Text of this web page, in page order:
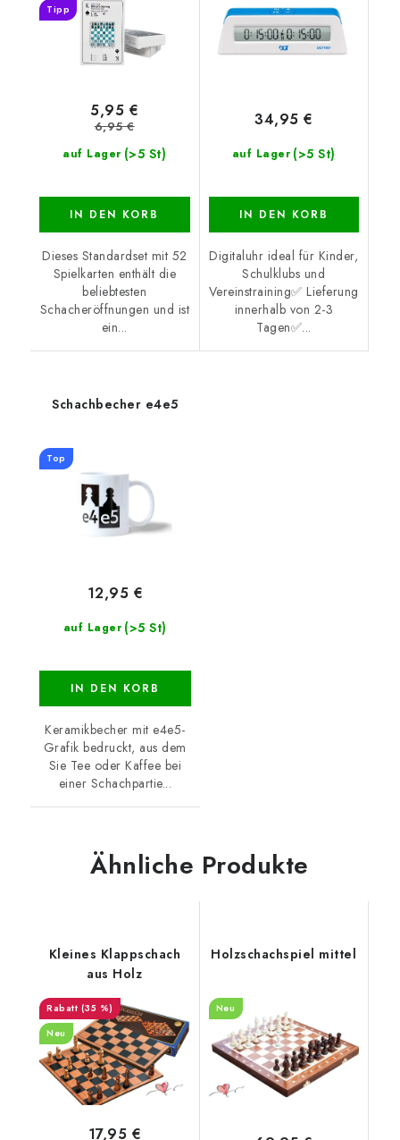
Tipp
auf Lager (>5 St)
5,95 €
6,95 €
IN DEN KORB
Dieses Standardset mit 52
Spielkarten enthält die
beliebtesten
Schacheröffnungen und ist
ein...
auf Lager (>5 St)
34,95 €
IN DEN KORB
Digitaluhr ideal für Kinder,
Schulklubs und
Vereinstraining✅ Lieferung
innerhalb von 2-3
Tagen✅...
Schachbecher e4e5
Top
auf Lager (>5 St)
12,95 €
IN DEN KORB
Keramikbecher mit e4e5-
Grafik bedruckt, aus dem
Sie Tee oder Kaffee bei
einer Schachpartie...
Ähnliche Produkte
Kleines Klappschach
aus Holz
(35 %)
Neu
17,95 €
Holzschachspiel mittel
Neu